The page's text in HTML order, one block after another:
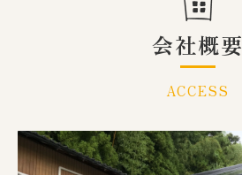
会社概要
ACCESS